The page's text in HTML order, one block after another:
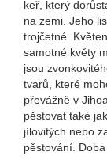
keř, který
na zemi. Jeho
trojčetné.
samotné květy
jsou
tvarů, které
převážně v
pěstovat také
jílovitých nebo
pěstování.